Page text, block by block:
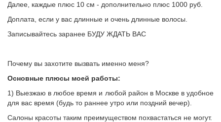
Далее, каждые плюс 10 см - дополнительно плюс 1000 руб.
Доплата, если у вас длинные и очень длинные волосы.
Записывайтесь заранее БУДУ ЖДАТЬ ВАС
Почему вы захотите вызвать именно меня?
Основные плюсы моей работы:
1) Выезжаю в любое время и любой район в Москве в удобное
для вас время (будь то раннее утро или поздний вечер).
Салоны красоты таким преимуществом похвастаться не могут.